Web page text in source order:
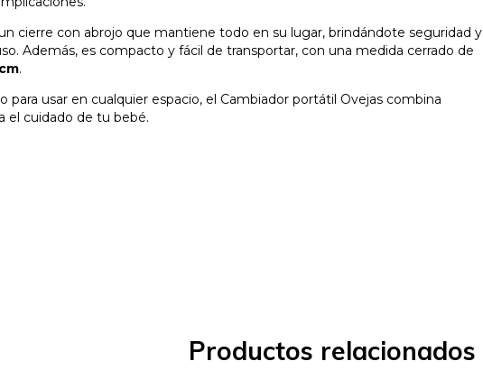
cierre con abrojo que mantiene todo en su lugar, brindándote seguridad y
Además, es compacto y fácil de transportar, con una medida cerrado de
.
para usar en cualquier espacio, el Cambiador portátil Ovejas combina
el cuidado de tu bebé.
Productos relacionados